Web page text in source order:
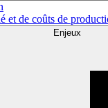
et de coûts de
Enjeux